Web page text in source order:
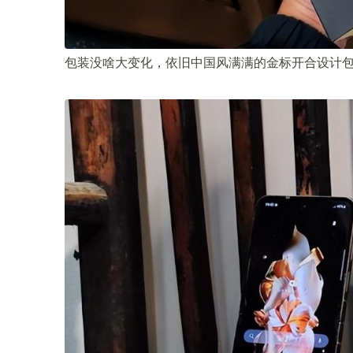
包装没啥大变化，依旧中国风满满的金标开合设计